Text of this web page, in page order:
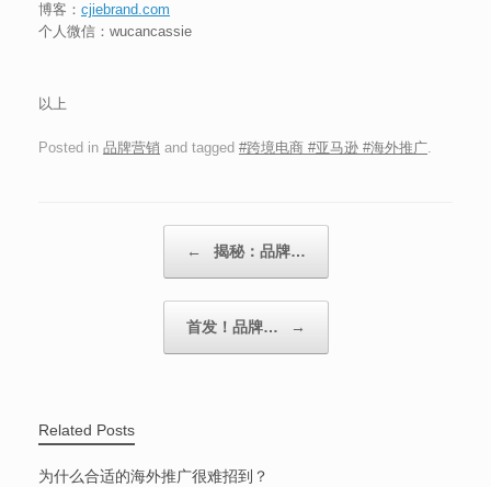
博客： cjiebrand.com
个人微信：wucancassie
以上
Posted in 品牌营销 and tagged #跨境电商 #亚马逊 #海外推广
← 揭秘：品牌…
首发！品牌… →
Related Posts
为什么合适的海外推广很难招到？